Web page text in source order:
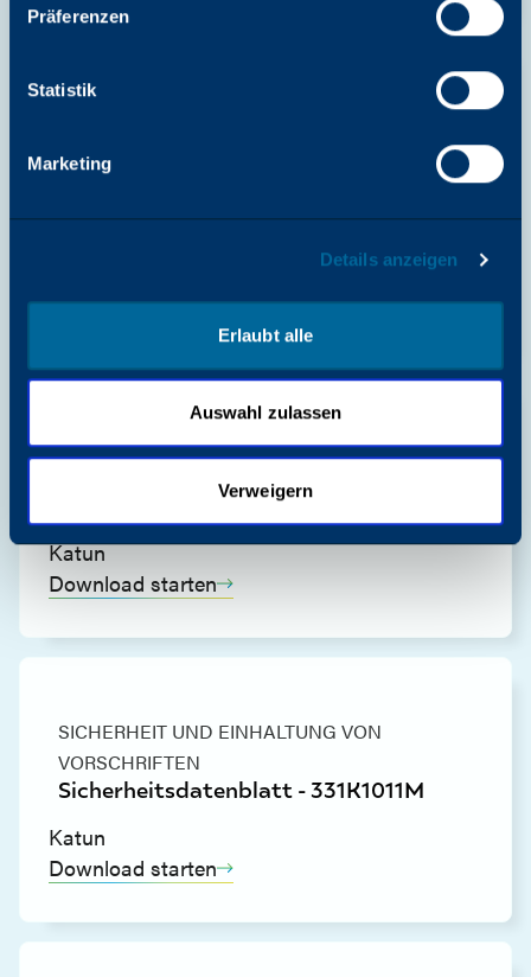
Präferenzen
Statistik
Marketing
Details anzeigen
Erlaubt alle
Auswahl zulassen
Verweigern
Katun Arivia C2125 & C2130
Großbritannien
Download starten
SICHERHEIT UND EINHALTUNG VON
Sicherheitsdatenblatt 331K1010C
Katun
Download starten
SICHERHEIT UND EINHALTUNG VON
VORSCHRIFTEN
Sicherheitsdatenblatt - 331K1011M
Katun
Download starten